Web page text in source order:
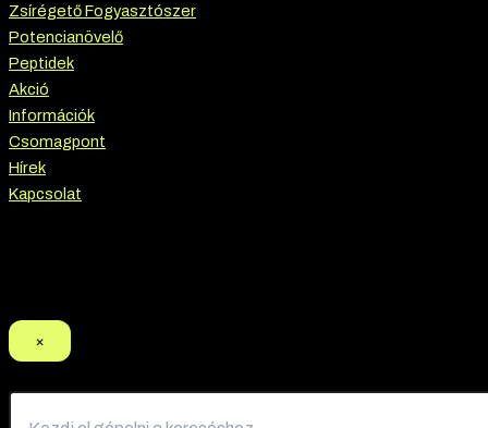
Zsírégető Fogyasztószer
Potencianövelő
Peptidek
Akció
Információk
Csomagpont
Hírek
Kapcsolat
×